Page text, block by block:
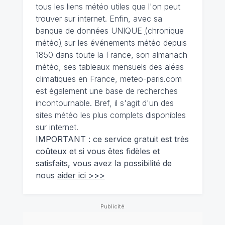
tous les liens météo utiles que l'on peut
trouver sur internet. Enfin, avec sa
banque de données UNIQUE (chronique
météo) sur les événements météo depuis
1850 dans toute la France, son almanach
météo, ses tableaux mensuels des aléas
climatiques en France, meteo-paris.com
est également une base de recherches
incontournable. Bref, il s'agit d'un des
sites météo les plus complets disponibles
sur internet.
IMPORTANT : ce service gratuit est très
coûteux et si vous êtes fidèles et
satisfaits, vous avez la possibilité de
nous aider ici >>>